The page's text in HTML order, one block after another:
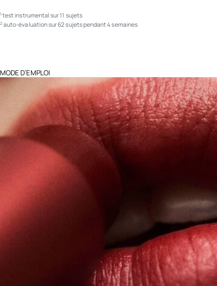
1 test instrumental sur 11 sujets
2 auto-évaluation sur 62 sujets pendant 4 semaines
MODE D’EMPLOI